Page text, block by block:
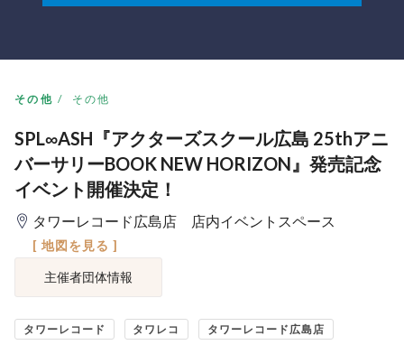
その他 その他
SPL∞ASH『アクターズスクール広島 25thアニ
バーサリーBOOK NEW HORIZON』発売記念
イベント開催決定！
タワーレコード広島店 店内イベントスペース
[ 地図を見る ]
主催者団体情報
タワーレコード タワレコ タワーレコード広島店